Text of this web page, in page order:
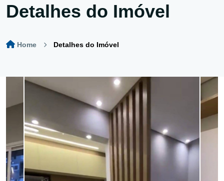
Detalhes do Imóvel
Home Detalhes do Imóvel